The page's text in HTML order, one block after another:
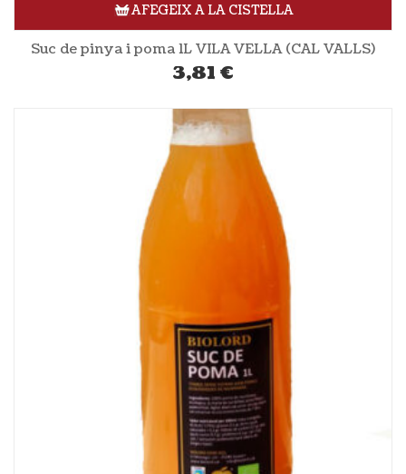
AFEGEIX A LA CISTELLA
Suc de pinya i poma 1L VILA VELLA (CAL VALLS)
3,81 €